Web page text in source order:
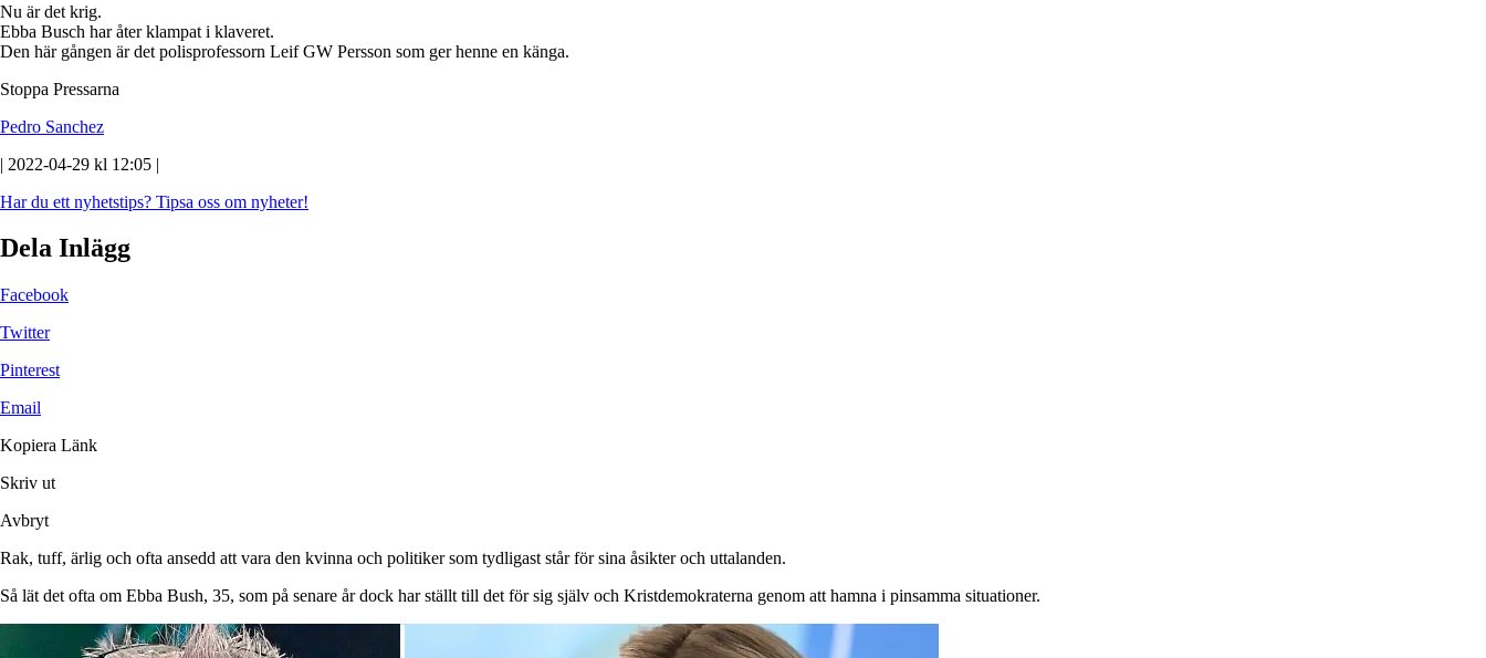
Nu är det krig.
Ebba Busch har åter klampat i klaveret.
Den här gången är det polisprofessorn Leif GW Persson som ger henne en känga.
Stoppa Pressarna
Pedro Sanchez
| 2022-04-29 kl 12:05 |
Har du ett nyhetstips? Tipsa oss om nyheter!
Dela Inlägg
Facebook
Twitter
Pinterest
Email
Kopiera Länk
Skriv ut
Avbryt
Rak, tuff, ärlig och ofta ansedd att vara den kvinna och politiker som tydligast står för sina åsikter och uttalanden.
Så lät det ofta om Ebba Bush, 35, som på senare år dock har ställt till det för sig själv och Kristdemokraterna genom att hamna i pinsamma situationer.